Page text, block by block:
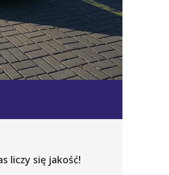
liczy się jakość!